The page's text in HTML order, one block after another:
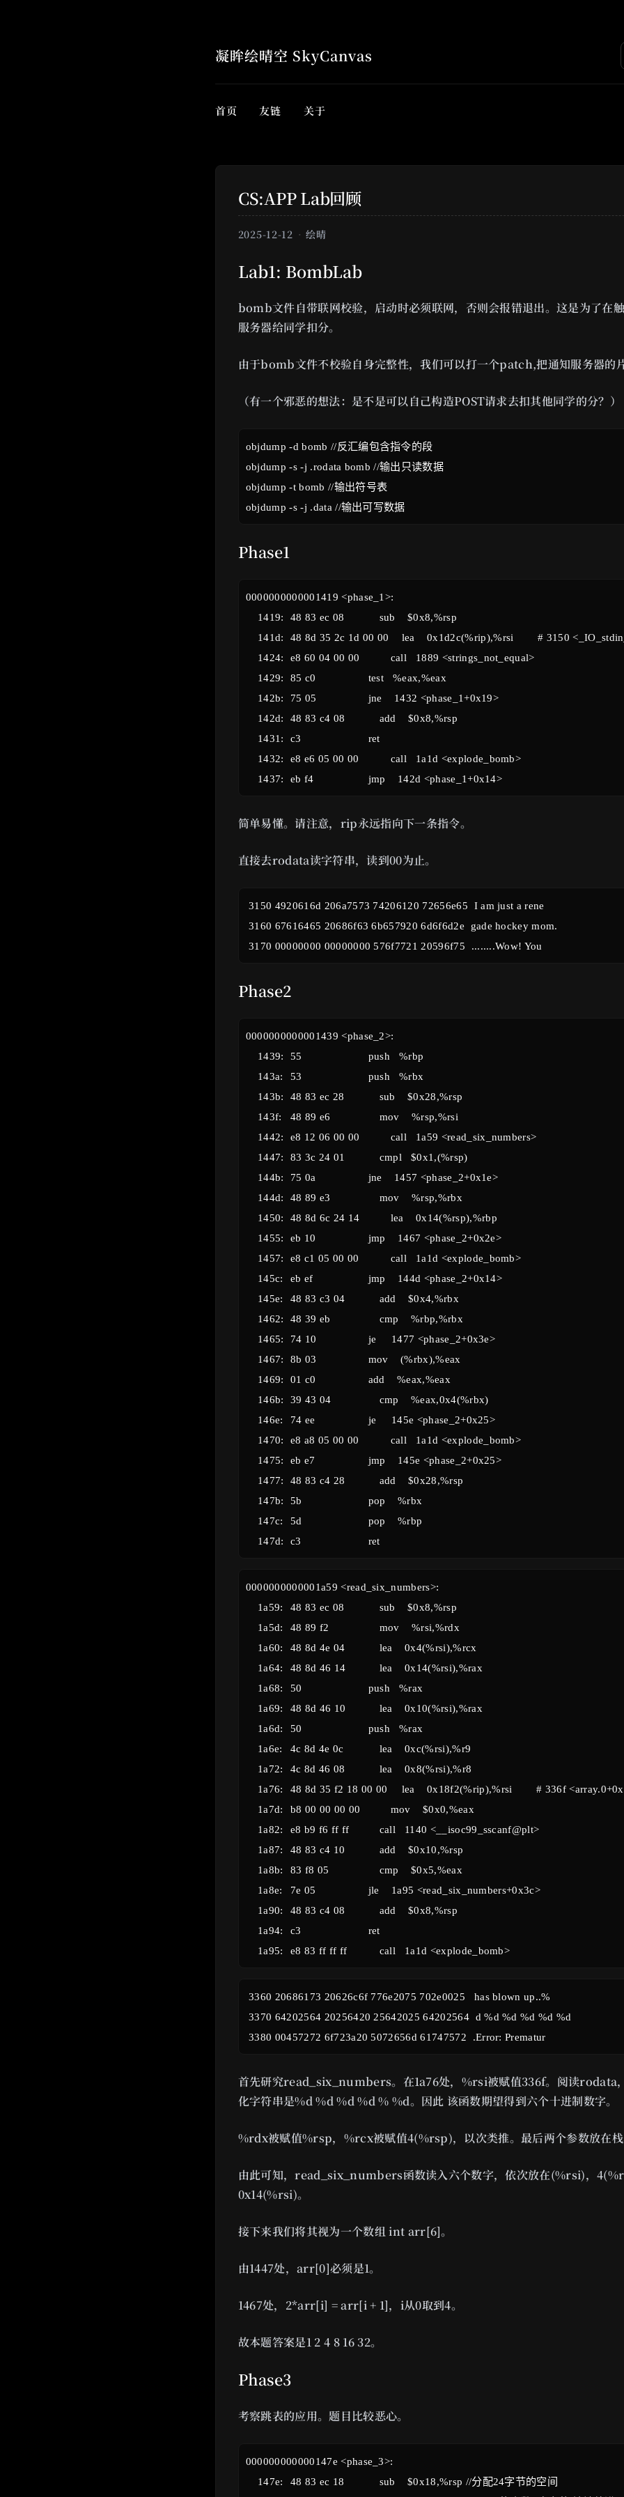
凝眸绘晴空 SkyCanvas
首页 友链 关于
CS:APP Lab回顾
2025-12-12 绘晴
Lab1: BombLab
bomb文件自带联网校验，启动时必须联网，否则会报错退出。这是为了在
服务器给同学扣分。
由于bomb文件不校验自身完整性，我们可以打一个patch,把通知服务器的
（有一个邪恶的想法：是不是可以自己构造POST请求去扣其他同学的分？）
objdump -d bomb //反汇编包含指令的段
objdump -s -j .rodata bomb //输出只读数据
objdump -t bomb //输出符号表
Phase1
0000000000001419 <phase_1>:
    1419:	48 83 ec 08          	sub    $0x8,%rsp
    141d:	48 8d 35 2c 1d 00 00 	lea    0x1d2c(%rip),%rsi        # 3150 <_IO_stdin_used+0x150>
    1424:	e8 60 04 00 00       	call   1889 <strings_not_equal>
    1429:	85 c0                	test   %eax,%eax
    142b:	75 05                	jne    1432 <phase_1+0x19>
    142d:	48 83 c4 08          	add    $0x8,%rsp
    1431:	c3                   	ret
    1432:	e8 e6 05 00 00       	call   1a1d <explode_bomb>
简单易懂。请注意，rip永远指向下一条指令。
直接去rodata读字符串，读到00为止。
3150 4920616d 206a7573 74206120 72656e65  I am just a rene
3160 67616465 20686f63 6b657920 6d6f6d2e  gade hockey mom.
Phase2
0000000000001439 <phase_2>:
    1439:	55                   	push   %rbp
    143a:	53                   	push   %rbx
    143b:	48 83 ec 28          	sub    $0x28,%rsp
    143f:	48 89 e6             	mov    %rsp,%rsi
    1442:	e8 12 06 00 00       	call   1a59 <read_six_numbers>
    1447:	83 3c 24 01          	cmpl   $0x1,(%rsp)
    144b:	75 0a                	jne    1457 <phase_2+0x1e>
    144d:	48 89 e3             	mov    %rsp,%rbx
    1450:	48 8d 6c 24 14       	lea    0x14(%rsp),%rbp
    1455:	eb 10                	jmp    1467 <phase_2+0x2e>
    1457:	e8 c1 05 00 00       	call   1a1d <explode_bomb>
    145c:	eb ef                	jmp    144d <phase_2+0x14>
    145e:	48 83 c3 04          	add    $0x4,%rbx
    1462:	48 39 eb             	cmp    %rbp,%rbx
    1465:	74 10                	je     1477 <phase_2+0x3e>
    1467:	8b 03                	mov    (%rbx),%eax
    1469:	01 c0                	add    %eax,%eax
    146b:	39 43 04             	cmp    %eax,0x4(%rbx)
    146e:	74 ee                	je     145e <phase_2+0x25>
    1470:	e8 a8 05 00 00       	call   1a1d <explode_bomb>
    1475:	eb e7                	jmp    145e <phase_2+0x25>
    1477:	48 83 c4 28          	add    $0x28,%rsp
    147b:	5b                   	pop    %rbx
    147c:	5d                   	pop    %rbp
0000000000001a59 <read_six_numbers>:
    1a59:	48 83 ec 08          	sub    $0x8,%rsp
    1a5d:	48 89 f2             	mov    %rsi,%rdx
    1a60:	48 8d 4e 04          	lea    0x4(%rsi),%rcx
    1a64:	48 8d 46 14          	lea    0x14(%rsi),%rax
    1a68:	50                   	push   %rax
    1a69:	48 8d 46 10          	lea    0x10(%rsi),%rax
    1a6d:	50                   	push   %rax
    1a6e:	4c 8d 4e 0c          	lea    0xc(%rsi),%r9
    1a72:	4c 8d 46 08          	lea    0x8(%rsi),%r8
    1a76:	48 8d 35 f2 18 00 00 	lea    0x18f2(%rip),%rsi        # 336f <array.0+0x19f>
    1a7d:	b8 00 00 00 00       	mov    $0x0,%eax
    1a82:	e8 b9 f6 ff ff       	call   1140 <__isoc99_sscanf@plt>
    1a87:	48 83 c4 10          	add    $0x10,%rsp
    1a8b:	83 f8 05             	cmp    $0x5,%eax
    1a8e:	7e 05                	jle    1a95 <read_six_numbers+0x3c>
    1a90:	48 83 c4 08          	add    $0x8,%rsp
    1a94:	c3                   	ret
3360 20686173 20626c6f 776e2075 702e0025   has blown up..%
3370 64202564 20256420 25642025 64202564  d %d %d %d %d %d
首先研究read_six_numbers。在1a76处，%rsi被赋值336f。阅读rodata
化字符串是%d %d %d %d % %d。因此 该函数期望得到六个十进制数字。
%rdx被赋值%rsp，%rcx被赋值4(%rsp)，以次类推。最后两个参数放在
由此可知，read_six_numbers函数读入六个数字，依次放在(%rsi)，
0x14(%rsi)。
接下来我们将其视为一个数组 int arr[6]。
由1447处，arr[0]必须是1。
1467处，2*arr[i] = arr[i + 1]，i从0取到4。
故本题答案是1 2 4 8 16 32。
Phase3
考察跳表的应用。题目比较恶心。
000000000000147e <phase_3>:
    147e:	48 83 ec 18          	sub    $0x18,%rsp //分配24字节的空间